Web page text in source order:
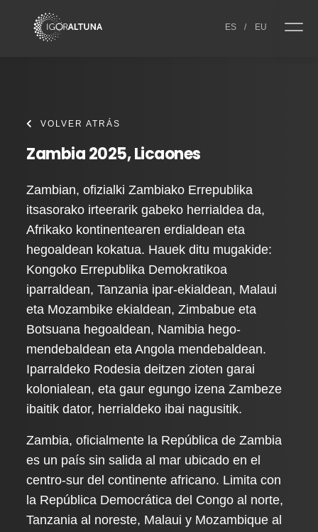
ES / EU
VOLVER ATRÁS
Zambia 2025, Licaones
Zambian, ofizialki Zambiako Errepublika
itsasorako irteerarik gabeko herrialdea da,
Afrikako kontinentearen erdialdean eta
hegoaldean kokatua. Hauek ditu mugakide:
Kongoko Errepublika Demokratikoa
iparraldean, Tanzania ipar-ekialdean, Malaui
eta Mozambike ekialdean, Zimbabue eta
Botsuana hegoaldean, Namibia hego-
mendebaldean eta Angola mendebaldean.
Iparraldeko Rodesia deitzen zioten garai
kolonialean, eta gaur egungo izena Zambeze
ibaitik dator, herrialdeko ibai nagusitik.
Zambia, oficialmente la República de Zambia
es un país sin salida al mar ubicado en el
centro-sur del continente africano. Limita con
la República Democrática del Congo al norte,
Tanzania al noreste, Malaui y Mozambique al